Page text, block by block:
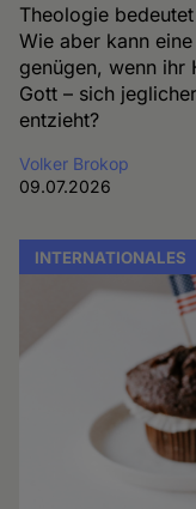
Theologie
Wie aber kann
genügen, wenn ihr
Gott – sich
entzieht?
Volker Brokop
09.07.2026
INTERNATIONALES